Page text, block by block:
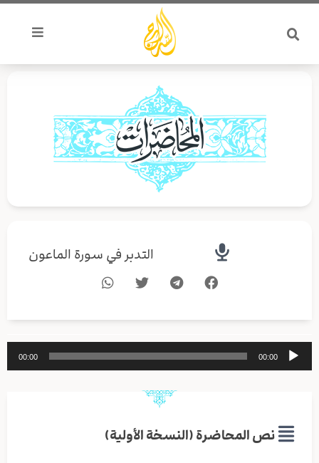
تخطي
المحتوى
التدبر في سورة الماعون
مشغل
الصوت
00:00
00:00
نص المحاضرة (النسخة الأولية)